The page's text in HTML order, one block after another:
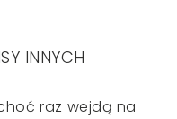
INNYCH
raz wejdą na